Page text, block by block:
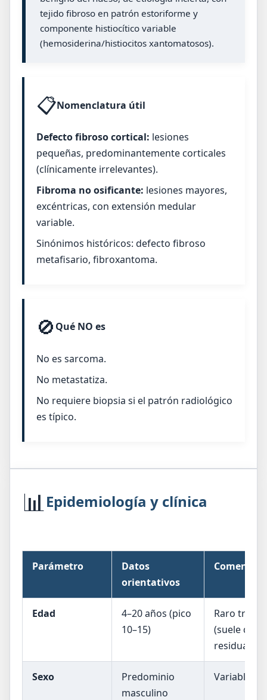
tejido fibroso en patrón estoriforme y
componente histiocítico variable
(hemosiderina/histiocitos xantomatosos).
📋Nomenclatura útil
Defecto fibroso cortical: lesiones
pequeñas, predominantemente corticales
(clínicamente irrelevantes).
Fibroma no osificante: lesiones mayores,
excéntricas, con extensión medular
variable.
Sinónimos históricos: defecto fibroso
metafisario, fibroxantoma.
🚫 Qué NO es
No es sarcoma.
No metastatiza.
No requiere biopsia si el patrón radiológico
es típico.
📊Epidemiología y clínica
Parámetro
Datos
orientativos
Edad
4–20 años (pico
10–15)
Raro tras
(suele
residual)
Sexo
Predominio
masculino
Variable